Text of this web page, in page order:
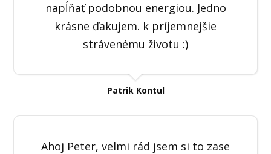
napĺňať podobnou energiou. Jedno
krásne ďakujem. k príjemnejšie
strávenému životu :)
Patrik Kontul
Ahoj Peter, velmi rád jsem si to zase